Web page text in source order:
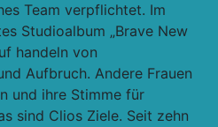
Team verpflichtet. Im
Studioalbum „Brave New
handeln von
Aufbruch. Andere Frauen
und ihre Stimme für
sind Clios Ziele. Seit zehn